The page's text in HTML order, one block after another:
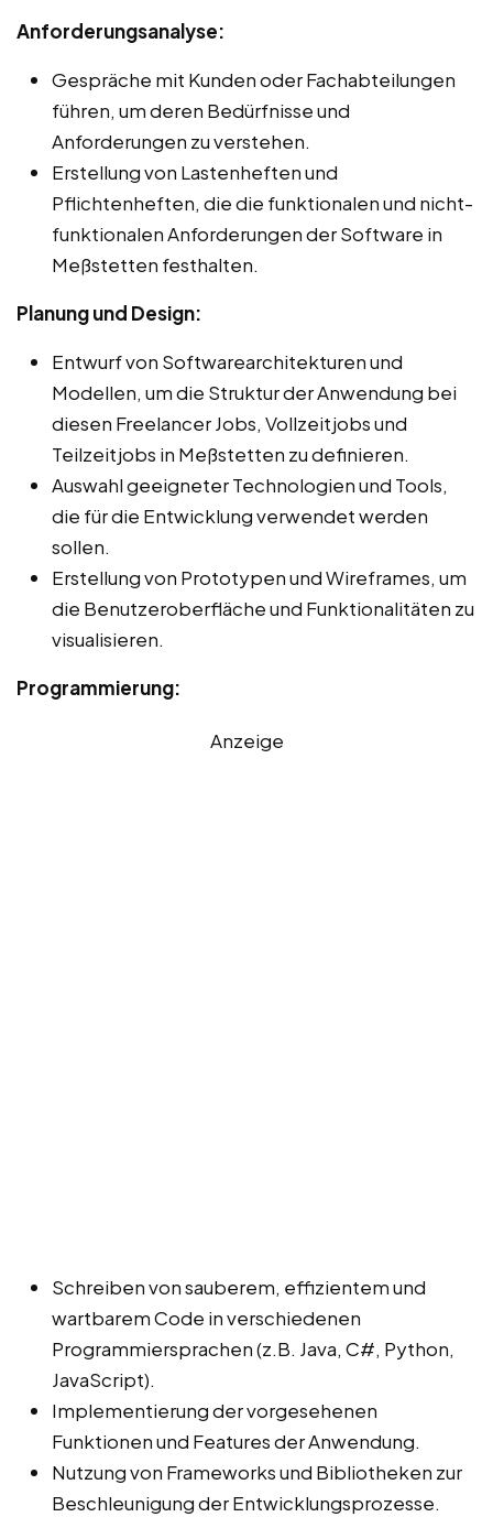
Anforderungsanalyse:
Gespräche mit Kunden oder Fachabteilungen
führen, um deren Bedürfnisse und
Anforderungen zu verstehen.
Erstellung von Lastenheften und
Pflichtenheften, die die funktionalen und nicht-
funktionalen Anforderungen der Software in
Meßstetten festhalten.
Planung und Design:
Entwurf von Softwarearchitekturen und
Modellen, um die Struktur der Anwendung bei
diesen Freelancer Jobs, Vollzeitjobs und
Teilzeitjobs in Meßstetten zu definieren.
Auswahl geeigneter Technologien und Tools,
die für die Entwicklung verwendet werden
sollen.
Erstellung von Prototypen und Wireframes, um
die Benutzeroberfläche und Funktionalitäten zu
visualisieren.
Programmierung:
Anzeige
Schreiben von sauberem, effizientem und
wartbarem Code in verschiedenen
Programmiersprachen (z.B. Java, C#, Python,
JavaScript).
Implementierung der vorgesehenen
Funktionen und Features der Anwendung.
Nutzung von Frameworks und Bibliotheken zur
Beschleunigung der Entwicklungsprozesse.